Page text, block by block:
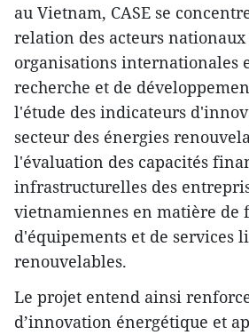
au Vietnam, CASE se
relation des acteurs nationaux
organisations internationales
recherche et de
l'étude des indicateurs
secteur des énergies
l'évaluation des capacités
infrastructurelles des
vietnamiennes en matière de
d'équipements et de services
renouvelables.
Le projet entend ainsi
d’innovation énergétique et